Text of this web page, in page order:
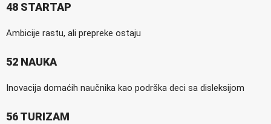
48 STARTAP
Ambicije rastu, ali prepreke ostaju
52 NAUKA
Inovacija domaćih naučnika kao podrška deci sa disleksijom
56 TURIZAM